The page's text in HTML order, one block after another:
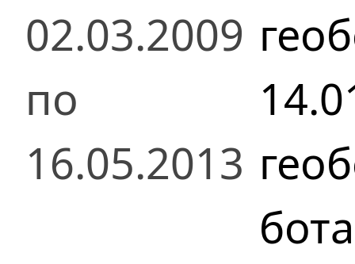
02.03.2009
по
16.05.2013